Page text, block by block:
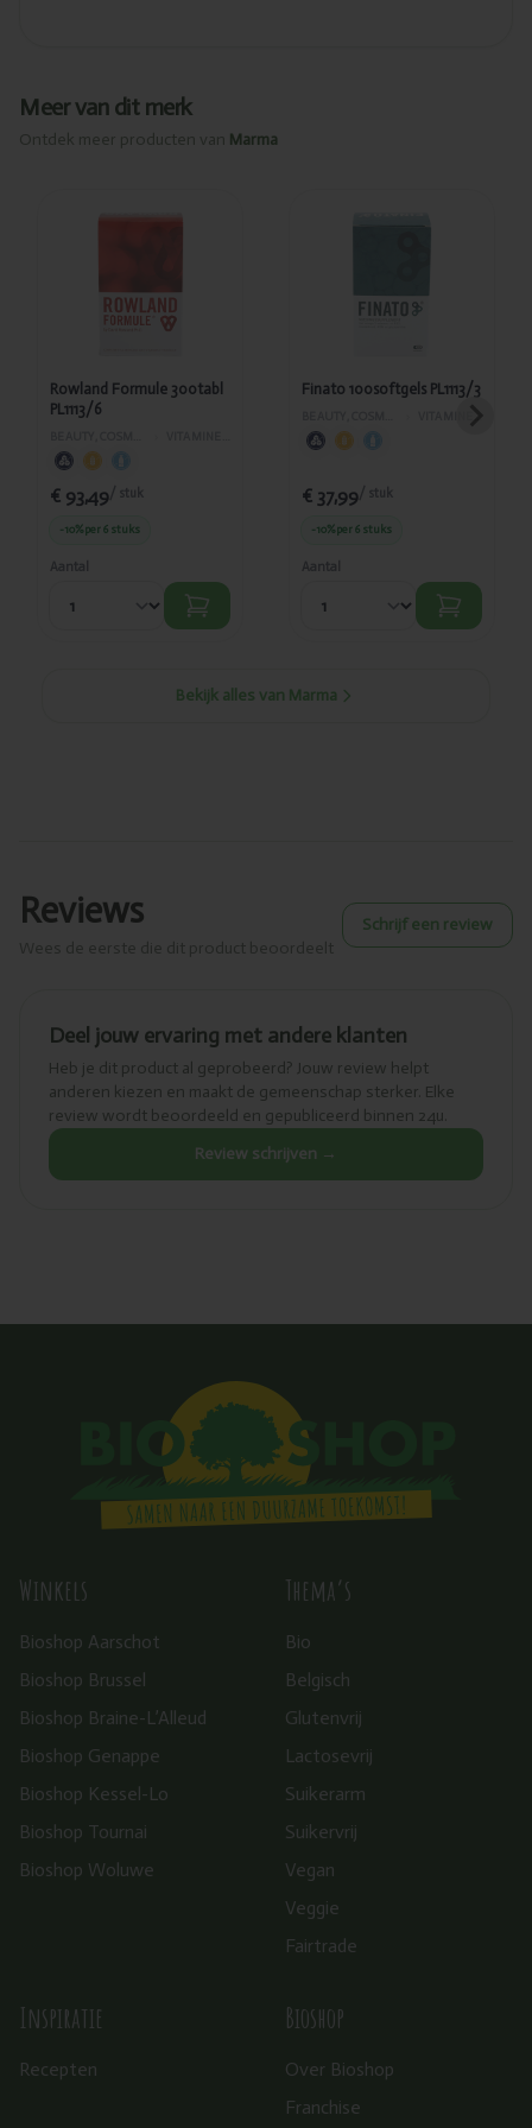
Meer van dit merk
Ontdek meer producten van Marma
Toegevoegd
PL1113/6
Rowland Formule 300tabl
PL1113/6
€ 93,49/ stuk
-10%per 6 stuks
Aantal
Finato 100softgels PL1113/3
VITAMINES EN SUPPLEMENTEN
€ 37,99/ stuk
-10%per 6 stuks
Aantal
Bekijk alles van Marma
Reviews Schrijf een review
Deel jouw ervaring met andere klanten
Heb je dit product al geprobeerd? Jouw review helpt
anderen kiezen en maakt de gemeenschap sterker. Elke
review wordt beoordeeld en gepubliceerd binnen 24u.
Review schrijven →
Winkels
Bioshop Aarschot
Bioshop Brussel
Bioshop Braine-L’Alleud
Bioshop Genappe
Bioshop Kessel-Lo
Bioshop Tournai
Bioshop Woluwe
Thema’s
Bio
Belgisch
Glutenvrij
Lactosevrij
Suikerarm
Suikervrij
Vegan
Veggie
Fairtrade
Inspiratie
Recepten
Bioshop
Over Bioshop
Franchise